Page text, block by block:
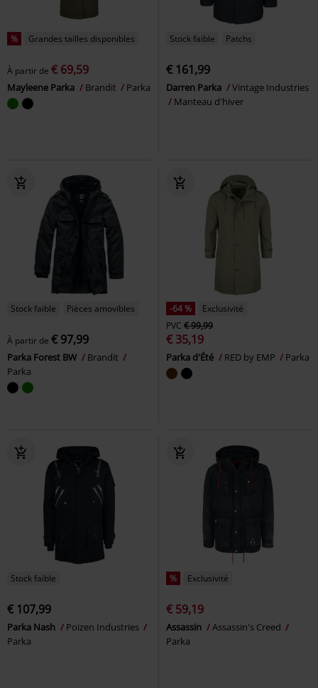
% Grandes tailles disponibles
À partir de € 69,59
Mayleene Parka Brandit Parka
Stock faible Patchs
€ 161,99
Darren Parka
Vintage Industries
Manteau d'hiver
Stock faible Pièces amovibles
À partir de € 97,99
Parka Forest BW
Brandit
Parka
-64 %
Exclusivité
PVC € 99,99
€ 35,19
Parka d'Été RED by EMP Parka
Stock faible
€ 107,99
Parka Nash
Poizen Industries
Parka
% Exclusivité
€ 59,19
Assassin
Assassin's Creed
Parka